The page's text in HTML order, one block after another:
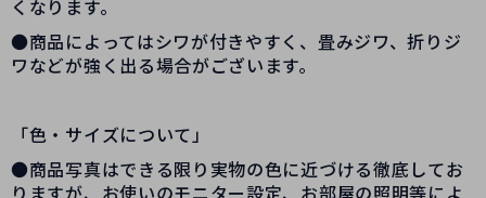
くなります。
●商品によってはシワが付きやすく、畳みジワ、折りジ
ワなどが強く出る場合がございます。
「色・サイズについて」
●商品写真はできる限り実物の色に近づける徹底してお
りますが、お使いのモニター設定、お部屋の照明等によ